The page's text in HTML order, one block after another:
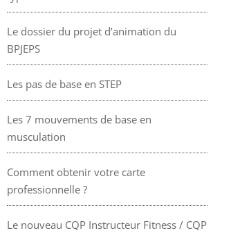
Le dossier du projet d’animation du
BPJEPS
Les pas de base en STEP
Les 7 mouvements de base en
musculation
Comment obtenir votre carte
professionnelle ?
Le nouveau CQP Instructeur Fitness / CQP